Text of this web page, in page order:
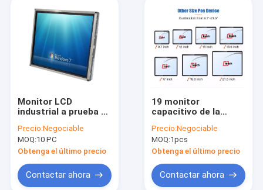
Monitor LCD
industrial a prueba de
marco abierto 19
poder de DC 12V de
la pulgada
Precio:Negociable
MOQ:10 PC
Obtenga el último precio
Contactar ahora
19 monitor
capacitivo de la
exhibición industrial
del tacto del marco
abierto PCAP de la
pulgada
Precio:Negociable
MOQ:1pcs
Obtenga el último precio
Contactar ahora